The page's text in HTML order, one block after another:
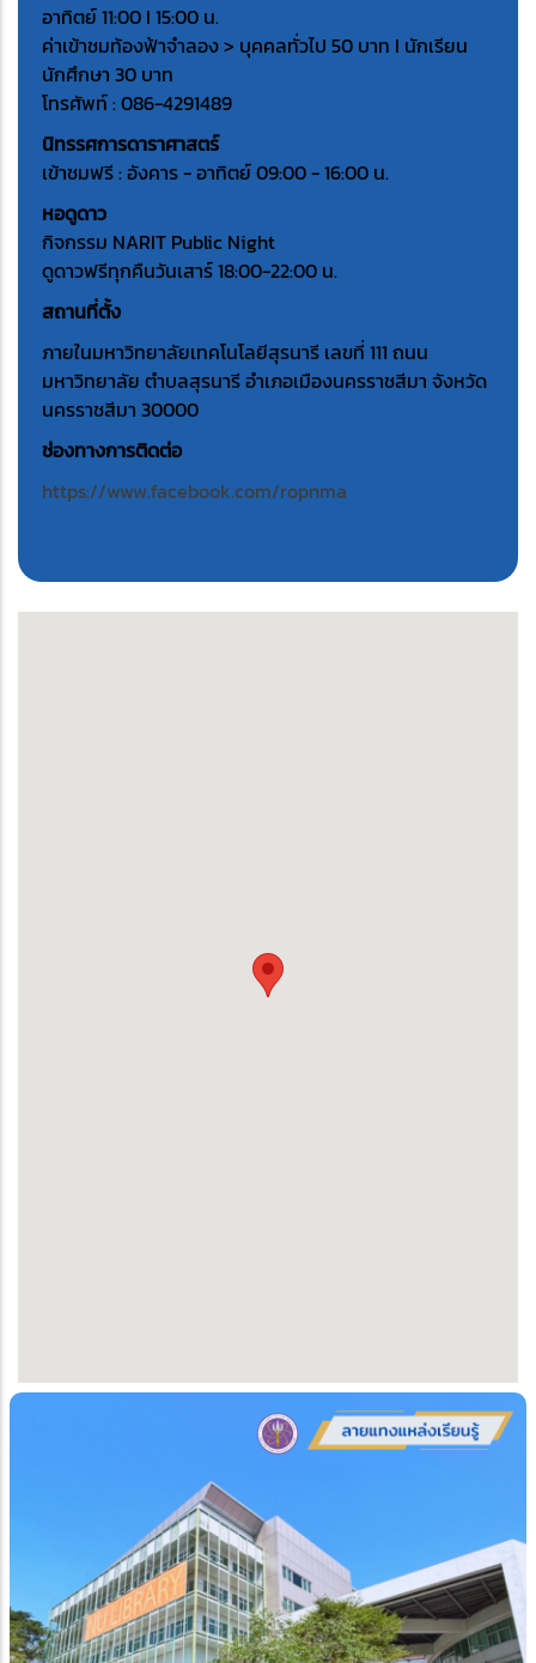
อาทิตย์ 11:00 I 15:00 น.
ค่าเข้าชมท้องฟ้าจำลอง > บุคคลทั่วไป 50 บาท I นักเรียน
นักศึกษา 30 บาท
โทรศัพท์ : 086-4291489
นิทรรศการดาราศาสตร์
เข้าชมฟรี : อังคาร - อาทิตย์ 09:00 - 16:00 น.
หอดูดาว
กิจกรรม NARIT Public Night
ดูดาวฟรีทุกคืนวันเสาร์ 18:00-22:00 น.
สถานที่ตั้ง
ภายในมหาวิทยาลัยเทคโนโลยีสุรนารี เลขที่ 111 ถนน
มหาวิทยาลัย ตำบลสุรนารี อำเภอเมืองนครราชสีมา จังหวัด
นครราชสีมา 30000
ช่องทางการติดต่อ
https://www.facebook.com/ropnma